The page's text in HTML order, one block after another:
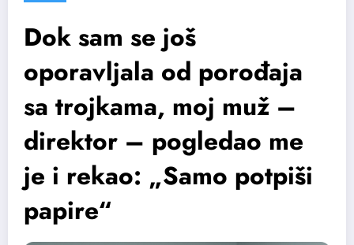
Dok sam se još
oporavljala od porođaja
sa trojkama, moj muž –
direktor – pogledao me
je i rekao: „Samo potpiši
papire“